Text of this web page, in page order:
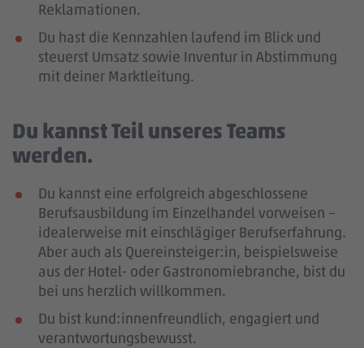
Reklamationen.
Du hast die Kennzahlen laufend im Blick und
steuerst Umsatz sowie Inventur in Abstimmung
mit deiner Marktleitung.
Du kannst Teil unseres Teams
werden.
Du kannst eine erfolgreich abgeschlossene
Berufsausbildung im Einzelhandel vorweisen –
idealerweise mit einschlägiger Berufserfahrung.
Aber auch als Quereinsteiger:in, beispielsweise
aus der Hotel- oder Gastronomiebranche, bist du
bei uns herzlich willkommen.
Du bist kund:innenfreundlich, engagiert und
verantwortungsbewusst.